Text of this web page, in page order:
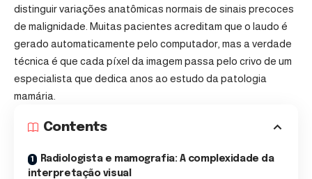
distinguir variações anatômicas normais de sinais precoces
de malignidade. Muitas pacientes acreditam que o laudo é
gerado automaticamente pelo computador, mas a verdade
técnica é que cada píxel da imagem passa pelo crivo de um
especialista que dedica anos ao estudo da patologia
mamária.
Contents
Radiologista e mamografia: A complexidade da
interpretação visual